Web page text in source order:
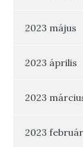
2023 május
2023 április
2023
2023 február